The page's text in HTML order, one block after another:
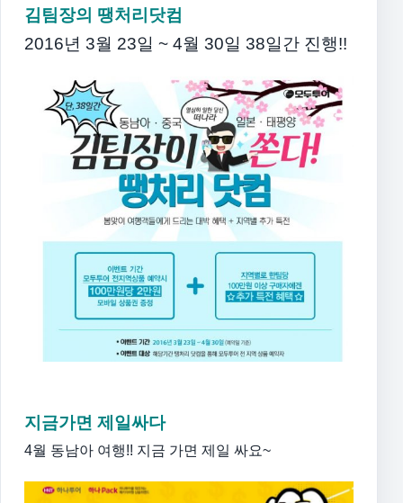
김팀장의 땡처리닷컴
2016년 3월 23일 ~ 4월 30일 38일간 진행!!
지금가면 제일싸다
4월 동남아 여행!! 지금 가면 제일 싸요~